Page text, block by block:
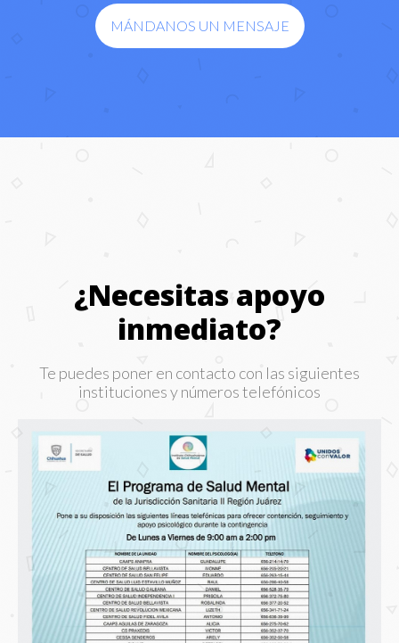
MÁNDANOS UN MENSAJE
¿Necesitas apoyo
inmediato?
Te puedes poner en contacto con las siguientes
instituciones y números telefónicos